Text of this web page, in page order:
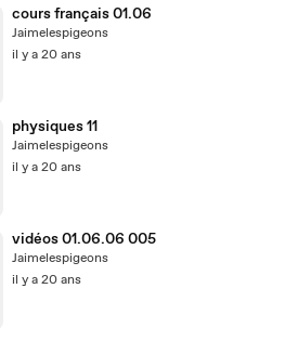
cours français 01.06
Jaimelespigeons
il y a 20 ans
physiques 11
Jaimelespigeons
il y a 20 ans
vidéos 01.06.06 005
Jaimelespigeons
il y a 20 ans